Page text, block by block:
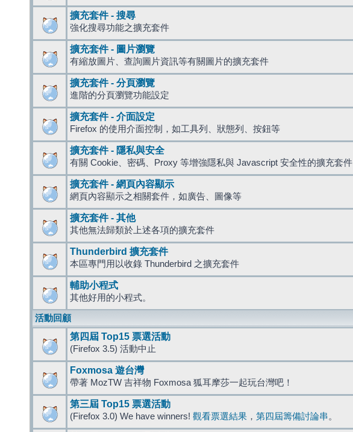
擴充套件 - 搜尋
強化搜尋功能之擴充套件
擴充套件 - 圖片瀏覽
有縮放圖片、查詢圖片資訊等有關圖片的擴充套件
擴充套件 - 分頁瀏覽
進階的分頁瀏覽功能設定
擴充套件 - 介面設定
Firefox 的使用介面控制，如工具列、狀態列、按鈕等
擴充套件 - 隱私與安全
有關 Cookie、密碼、Proxy 等增強隱私與 Javascript 安全性的擴充套件
擴充套件 - 網頁內容顯示
網頁內容顯示之相關套件，如廣告、圖像等
擴充套件 - 其他
其他無法歸類於上述各項的擴充套件
Thunderbird 擴充套件
本區專門用以收錄 Thunderbird 之擴充套件
輔助小程式
其他好用的小程式。
活動回顧
第四屆 Top15 票選活動
(Firefox 3.5) 活動中止
Foxmosa 遊台灣
帶著 MozTW 吉祥物 Foxmosa 狐耳摩莎一起玩台灣吧！
第三屆 Top15 票選活動
(Firefox 3.0) We have winners! 觀看票選結果 ， 第四屆籌備討論串 。